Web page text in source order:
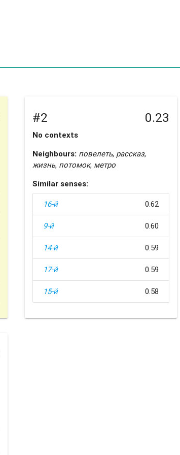
#2 0.23
No contexts
Neighbours: повелеть, рассказ,
жизнь, потомок, метро
Similar senses:
16-й 0.62
9-й 0.60
14-й 0.59
17-й 0.59
15-й 0.58